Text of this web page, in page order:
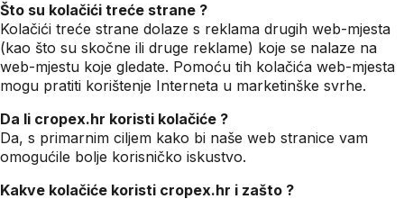
Što su kolačići treće strane ?
Kolačići treće strane dolaze s reklama drugih web-mjesta
(kao što su skočne ili druge reklame) koje se nalaze na
web-mjestu koje gledate. Pomoću tih kolačića web-mjesta
mogu pratiti korištenje Interneta u marketinške svrhe.
Da li cropex.hr koristi kolačiće ?
Da, s primarnim ciljem kako bi naše web stranice vam
omogućile bolje korisničko iskustvo.
Kakve kolačiće koristi cropex.hr i zašto ?